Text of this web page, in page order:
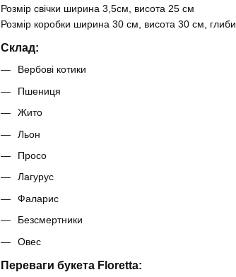
Розмір свічки ширина 3,5см, висота 25 см
Розмір коробки ширина 30 см, висота 30 см,
Склад:
Вербові котики
Пшениця
Жито
Льон
Просо
Лагурус
Фаларис
Безсмертники
Овес
Переваги букета Floretta: